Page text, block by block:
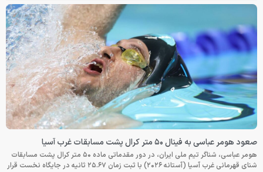
صعود هومر عباسی به فینال ۵۰ متر کرال پشت مسابقات غرب آسیا
هومر عباسی، شناگر تیم ملی ایران، در دور مقدماتی ماده ۵۰ متر کرال پشت مسابقات
شنای قهرمانی غرب آسیا (آستانه ۲۰۲۶) با ثبت زمان ۲۵.۶۷ ثانیه در جایگاه نخست قرار